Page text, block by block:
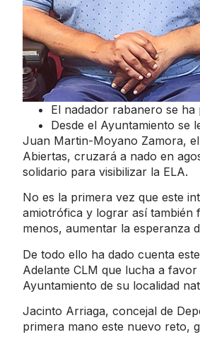
El nadador rabanero se
Desde el Ayuntamiento se
Juan Martin-Moyano Zamora,
Abiertas, cruzará a nado en
solidario para visibilizar la ELA.
No es la primera vez que este
amiotrófica y lograr así también
menos, aumentar la esperanza
De todo ello ha dado cuenta
Adelante CLM que lucha a
Ayuntamiento de su localidad
Jacinto Arriaga, concejal de
primera mano este nuevo reto,